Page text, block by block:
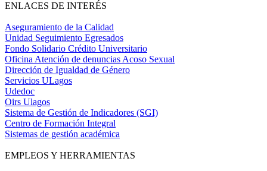
ENLACES DE INTERÉS
Aseguramiento de la Calidad
Unidad Seguimiento Egresados
Fondo Solidario Crédito Universitario
Oficina Atención de denuncias Acoso Sexual
Dirección de Igualdad de Género
Servicios ULagos
Udedoc
Oirs Ulagos
Sistema de Gestión de Indicadores (SGI)
Centro de Formación Integral
Sistemas de gestión académica
EMPLEOS Y HERRAMIENTAS